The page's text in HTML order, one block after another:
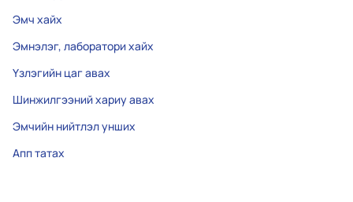
Эмч хайх
Эмнэлэг, лаборатори хайх
Үзлэгийн цаг авах
Шинжилгээний хариу авах
Эмчийн нийтлэл унших
Апп татах